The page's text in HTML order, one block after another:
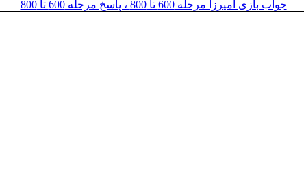
جواب بازی آمیرزا مرحله 600 تا 800 ، پاسخ مرحله 600 تا 800